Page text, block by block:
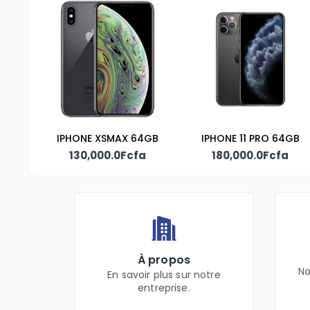
IPHONE XSMAX 64GB
130,000.0Fcfa
IPHONE 11 PRO 64GB
180,000.0Fcfa
À propos
En savoir plus sur notre
entreprise.